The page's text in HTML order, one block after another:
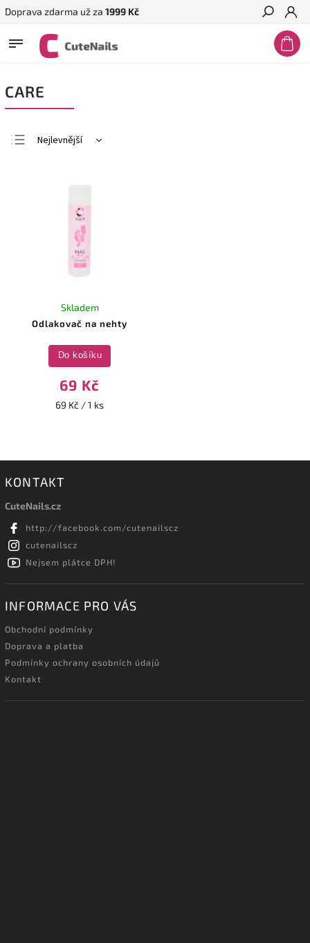
Doprava zdarma už za 1999 Kč
Hledat
CARE
Nejlevnější
Nejprodávanější
Abecedně
Odlakovač na nehty
Skladem
69 Kč
69 Kč / 1 ks
Do košíku
KONTAKT
CuteNails.cz
http://facebook.com/cutenailscz
cutenailscz
Nejsem plátce DPH!
INFORMACE PRO VÁS
Obchodní podmínky
Doprava a platba
Podmínky ochrany osobních údajů
Kontakt